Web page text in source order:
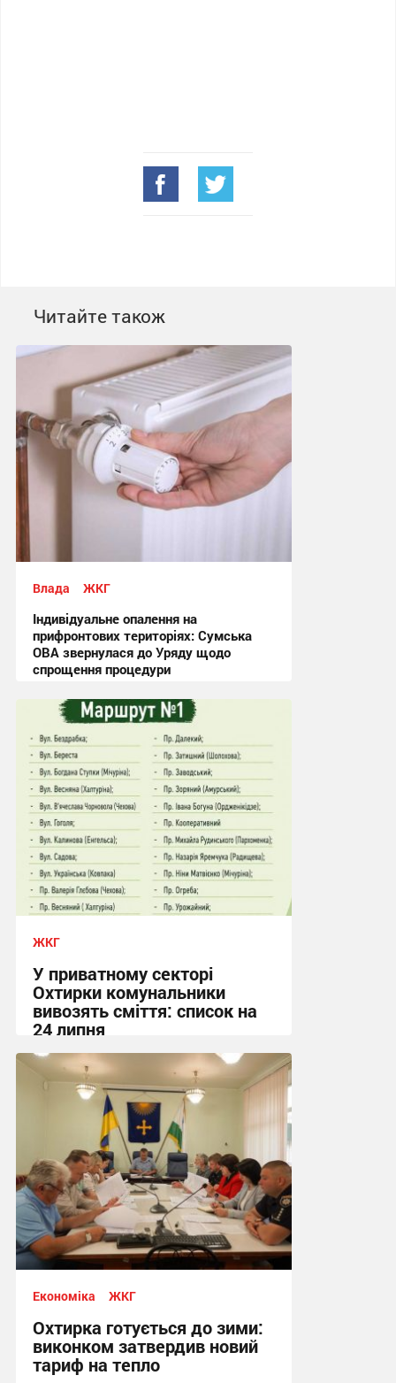
Читайте також
Влада ЖКГ
Індивідуальне опалення на
прифронтових територіях: Сумська
ОВА звернулася до Уряду щодо
спрощення процедури
09:03, 4.08.2026
ЖКГ
У приватному секторі
Охтирки комунальники
вивозять сміття: список на
24 липня
20:58, 23.07.2026
Економіка ЖКГ
Охтирка готується до зими:
виконком затвердив новий
тариф на тепло